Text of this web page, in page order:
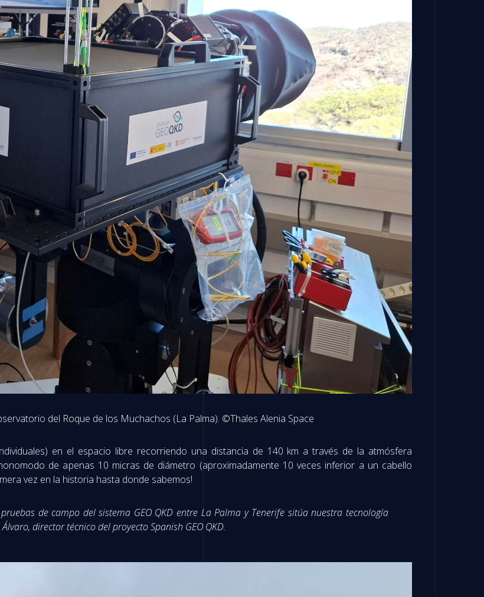
del Roque de los Muchachos (La Palma). ©Thales Alenia Space
en el espacio libre recorriendo una distancia de 140 km a través de la atmósfera
de apenas 10 micras de diámetro (aproximadamente 10 veces inferior a un cabello
vez en la historia hasta donde sabemos!
de campo del sistema GEO QKD entre La Palma y Tenerife sitúa nuestra tecnología
director técnico del proyecto Spanish GEO QKD.